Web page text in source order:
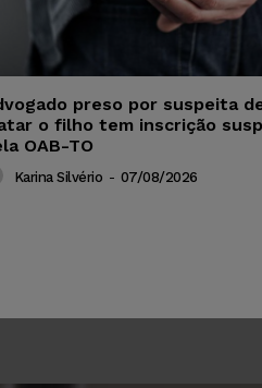
preso por suspeita
o filho tem inscrição
OAB-TO
Karina Silvério - 07/08/2026